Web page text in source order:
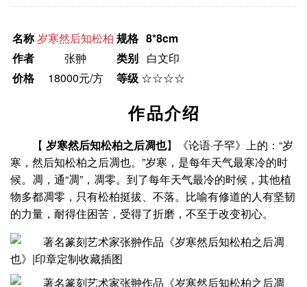
名称岁寒然后知松柏 规格 8*8cm
作者
张翀 类别 白文印
价格
18000元/方 等级 ☆☆☆☆
作品介绍
【 岁寒然后知松柏之后凋也】《论语·子罕》上的：“岁
寒，然后知松柏之后凋也。”岁寒，是每年天气最寒冷的时
候。凋，通“凋”，凋零。到了每年天气最冷的时候，其他植
物多都凋零，只有松柏挺拔、不落。比喻有修道的人有坚韧
的力量，耐得住困苦，受得了折磨，不至于改变初心。